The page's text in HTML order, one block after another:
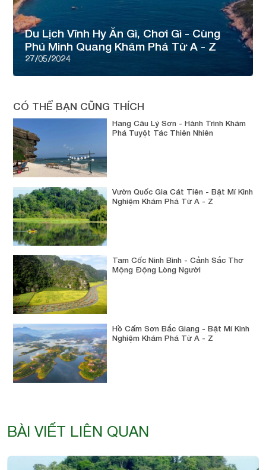
Du Lịch Vĩnh Hy Ăn Gì, Chơi Gì - Cùng
Phú Minh Quang Khám Phá Từ A - Z
27/05/2024
CÓ THỂ BẠN CŨNG THÍCH
Hang Câu Lý Sơn - Hành Trình Khám
Phá Tuyệt Tác Thiên Nhiên
Vườn Quốc Gia Cát Tiên - Bật Mí Kinh
Nghiệm Khám Phá Từ A - Z
Tam Cốc Ninh Bình - Cảnh Sắc Thơ
Mộng Động Lòng Người
Hồ Cấm Sơn Bắc Giang - Bật Mí Kinh
Nghiệm Khám Phá Từ A - Z
BÀI VIẾT LIÊN QUAN